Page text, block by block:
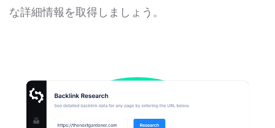
な詳細情報を取得しましょう。